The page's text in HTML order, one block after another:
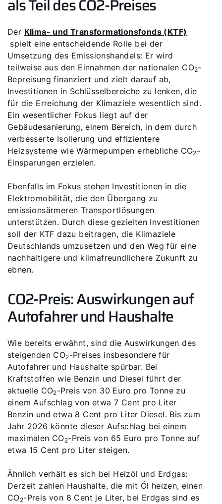
als Teil des CO2-Preises
Der Klima- und Transformationsfonds (KTF)
spielt eine entscheidende Rolle bei der
Umsetzung des Emissionshandels: Er wird
teilweise aus den Einnahmen der nationalen CO2-
Bepreisung finanziert und zielt darauf ab,
Investitionen in Schlüsselbereiche zu lenken, die
für die Erreichung der Klimaziele wesentlich sind.
Ein wesentlicher Fokus liegt auf der
Gebäudesanierung, einem Bereich, in dem durch
verbesserte Isolierung und effizientere
Heizsysteme wie Wärmepumpen erhebliche CO2-
Einsparungen erzielen.
Ebenfalls im Fokus stehen Investitionen in die
Elektromobilität, die den Übergang zu
emissionsärmeren Transportlösungen
unterstützen. Durch diese gezielten Investitionen
soll der KTF dazu beitragen, die Klimaziele
Deutschlands umzusetzen und den Weg für eine
nachhaltigere und klimafreundlichere Zukunft zu
ebnen​​.
CO2-Preis: Auswirkungen auf
Autofahrer und Haushalte
Wie bereits erwähnt, sind die Auswirkungen des
steigenden CO2-Preises insbesondere für
Autofahrer und Haushalte spürbar. Bei
Kraftstoffen wie Benzin und Diesel führt der
aktuelle CO2-Preis von 30 Euro pro Tonne zu
einem Aufschlag von etwa 7 Cent pro Liter
Benzin und etwa 8 Cent pro Liter Diesel. Bis zum
Jahr 2026 könnte dieser Aufschlag bei einem
maximalen CO2-Preis von 65 Euro pro Tonne auf
etwa 15 Cent pro Liter steigen​​.
Ähnlich verhält es sich bei Heizöl und Erdgas:
Derzeit zahlen Haushalte, die mit Öl heizen, einen
CO2-Preis von 8 Cent je Liter, bei Erdgas sind es
Servus!
Wie können wir Ihnen helfen?
Service kontaktieren
Produktberatung
Wichtige Links
5 Jahre Garantie
Karriere